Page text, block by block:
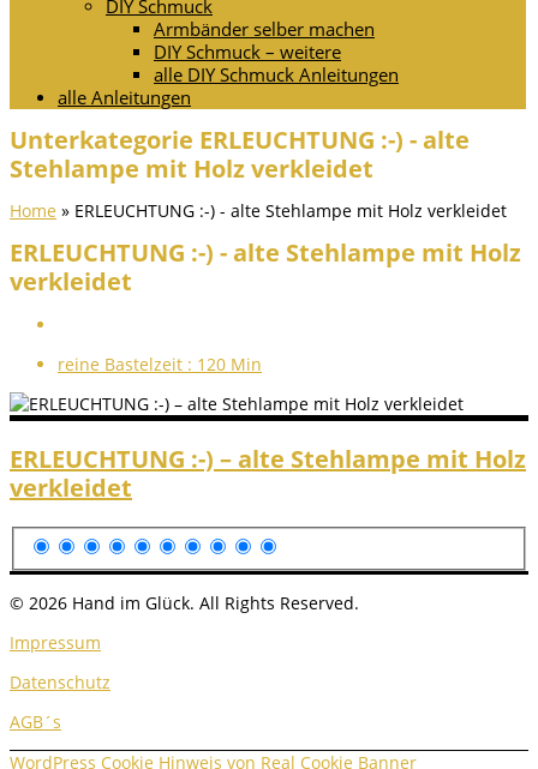
DIY Schmuck
Armbänder selber machen
DIY Schmuck – weitere
alle DIY Schmuck Anleitungen
alle Anleitungen
Unterkategorie ERLEUCHTUNG :-) - alte
Stehlampe mit Holz verkleidet
Home » ERLEUCHTUNG :-) - alte Stehlampe mit Holz verkleidet
ERLEUCHTUNG :-) - alte Stehlampe mit Holz
verkleidet
reine Bastelzeit : 120 Min
ERLEUCHTUNG :-) – alte Stehlampe mit Holz
verkleidet
© 2026 Hand im Glück. All Rights Reserved.
Impressum
Datenschutz
AGB´s
WordPress Cookie Hinweis von Real Cookie Banner